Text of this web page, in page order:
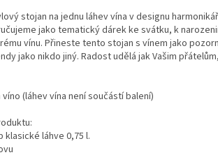
stojan na jednu láhev vína v designu
jako tematický dárek ke svátku, k
vínu. Přineste tento stojan s vínem jako
jako nikdo jiný. Radost udělá jak Vašim
víno (láhev vína není součástí balení)
klasické láhve 0,75 l.